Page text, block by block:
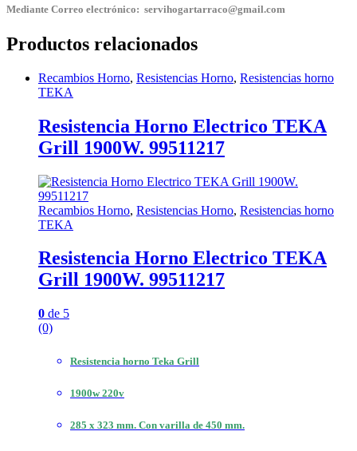
Mediante Correo electrónico: servihogartarraco@gmail.com
Productos relacionados
Recambios Horno, Resistencias Horno, Resistencias horno
TEKA
Resistencia Horno Electrico TEKA
Grill 1900W. 99511217
Recambios Horno, Resistencias Horno, Resistencias horno
TEKA
Resistencia Horno Electrico TEKA
Grill 1900W. 99511217
0 de 5
(0)
Resistencia horno Teka Grill
1900w 220v
285 x 323 mm. Con varilla de 450 mm.